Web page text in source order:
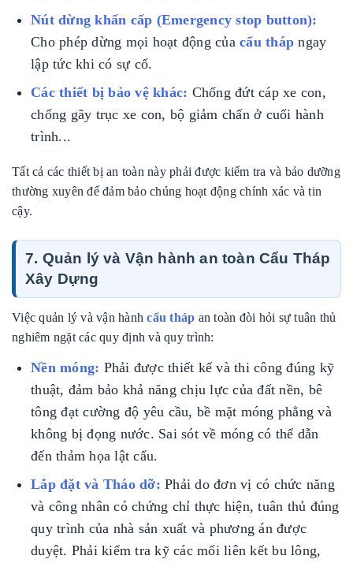
Nút dừng khẩn cấp (Emergency stop button):
Cho phép dừng mọi hoạt động của cẩu tháp ngay
lập tức khi có sự cố.
Các thiết bị bảo vệ khác: Chống đứt cáp xe con,
chống gãy trục xe con, bộ giảm chấn ở cuối hành
trình...
Tất cả các thiết bị an toàn này phải được kiểm tra và bảo dưỡng
thường xuyên để đảm bảo chúng hoạt động chính xác và tin
cậy.
7. Quản lý và Vận hành an toàn Cẩu Tháp
Xây Dựng
Việc quản lý và vận hànhcẩu tháp an toàn đòi hỏi sự tuân thủ
nghiêm ngặt các quy định và quy trình:
Nền móng: Phải được thiết kế và thi công đúng kỹ
thuật, đảm bảo khả năng chịu lực của đất nền, bê
tông đạt cường độ yêu cầu, bề mặt móng phẳng và
không bị đọng nước. Sai sót về móng có thể dẫn
đến thảm họa lật cẩu.
Lắp đặt và Tháo dỡ: Phải do đơn vị có chức năng
và công nhân có chứng chỉ thực hiện, tuân thủ đúng
quy trình của nhà sản xuất và phương án được
duyệt. Phải kiểm tra kỹ các mối liên kết bu lông,